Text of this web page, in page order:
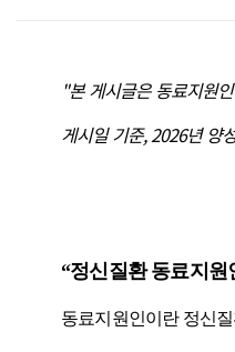
"본 게시글은 동료지원
게시일 기준, 2026년 양
“정신질환 동료지원
동료지원인이란 정신